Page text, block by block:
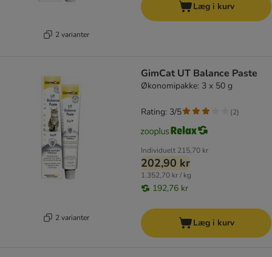
2 varianter
Læg i kurv
2 varianter
GimCat UT Balance Paste
Økonomipakke: 3 x 50 g
Individuelt 215,70 kr
202,90 kr
1.352,70 kr / kg
192,76 kr
Rating: 3/5 (2)
Læg i kurv